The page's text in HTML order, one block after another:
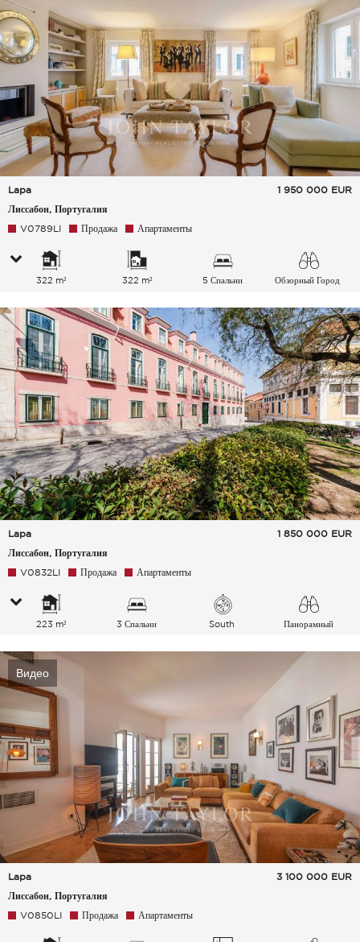
Lapa
Лиссабон, Португалия
1 950 000 EUR
V0789LI Продажа Апартаменты
322 m² 322 m² 5 Спальни Обзорный Город
Lapa
Лиссабон, Португалия
1 850 000 EUR
V0832LI Продажа Апартаменты
223 m² 3 Спальни South Панорамный
Видео
Lapa
Лиссабон, Португалия
3 100 000 EUR
V0850LI Продажа Апартаменты